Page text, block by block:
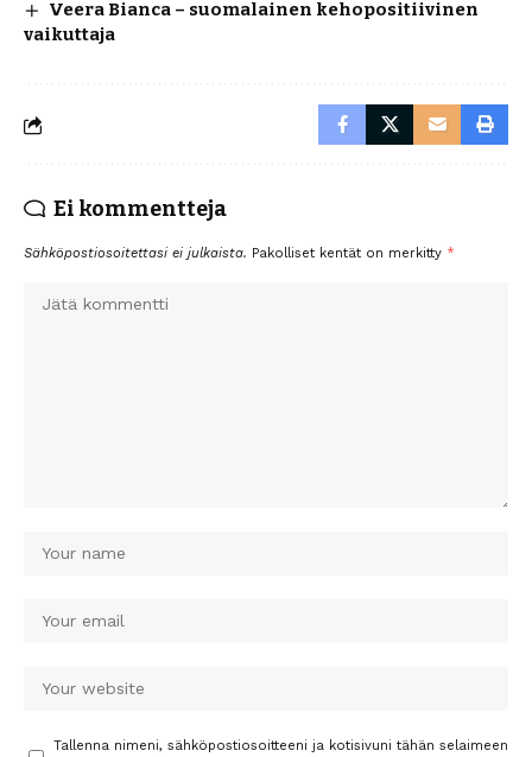
Veera Bianca – suomalainen kehopositiivinen
vaikuttaja
Ei kommentteja
Sähköpostiosoitettasi ei julkaista. Pakolliset kentät on merkitty *
Tallenna nimeni, sähköpostiosoitteeni ja kotisivuni tähän selaimeen